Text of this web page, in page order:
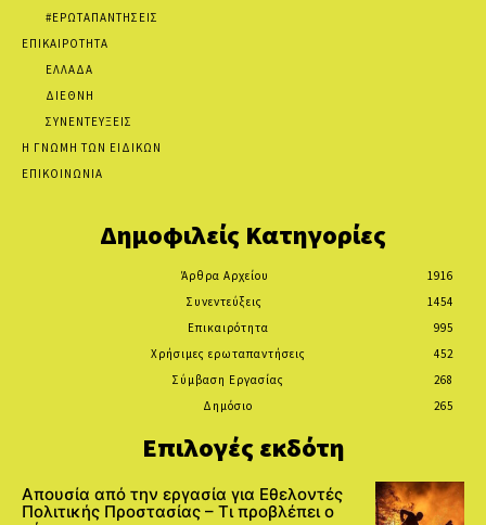
#ΕΡΩΤΑΠΑΝΤΗΣΕΙΣ
ΕΠΙΚΑΙΡΟΤΗΤΑ
ΕΛΛΑΔΑ
ΔΙΕΘΝΗ
ΣΥΝΕΝΤΕΥΞΕΙΣ
Η ΓΝΩΜΗ ΤΩΝ ΕΙΔΙΚΩΝ
ΕΠΙΚΟΙΝΩΝΙΑ
Δημοφιλείς Κατηγορίες
Άρθρα Αρχείου
1916
Συνεντεύξεις
1454
Επικαιρότητα
995
Χρήσιμες ερωταπαντήσεις
452
Σύμβαση Εργασίας
268
Δημόσιο
265
Επιλογές εκδότη
Απουσία από την εργασία για Εθελοντές
Πολιτικής Προστασίας – Τι προβλέπει ο